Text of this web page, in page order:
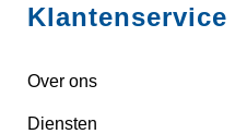
Klantenservice
Over ons
Diensten